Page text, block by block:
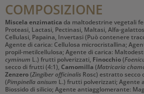
COMPOSIZIONE
Miscela enzimatica da maltodestrine vegetali
Proteasi, Lactasi, Pectinasi, Maltasi, Alfa-
Cellulasi, Papaina, Invertasi (Può contenere
Agente di carica: Cellulosa microcristallina;
propil-metilcellulosa; Agente di carica:
cyminum L.) frutti polverizzati, Finocchio(
secco di frutti (4:1), Camomilla(Matricaria
Zenzero(Zingiber officinalis Rosc) estratto secco
(Pimpinella anisum L.) frutti polverizzati; Agente
Biossido di silicio; Agente antiagglomerante: